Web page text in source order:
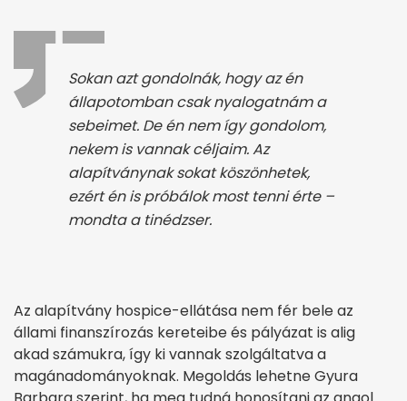
Sokan azt gondolnák, hogy az én
állapotomban csak nyalogatnám a
sebeimet. De én nem így gondolom,
nekem is vannak céljaim. Az
alapítványnak sokat köszönhetek,
ezért én is próbálok most tenni érte –
mondta a tinédzser.
Az alapítvány hospice-ellátása nem fér bele az
állami finanszírozás kereteibe és pályázat is alig
akad számukra, így ki vannak szolgáltatva a
magánadományoknak. Megoldás lehetne Gyura